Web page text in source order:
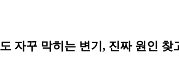
자꾸 막히는 변기, 진짜 원인 찾